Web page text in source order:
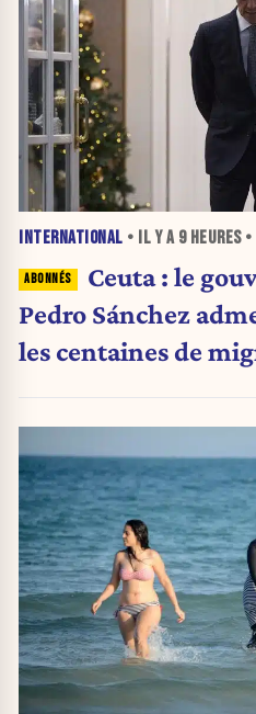
INTERNATIONAL • IL Y A 9 HEURES•
Ceuta : le
Pedro Sánchez
les centaines de